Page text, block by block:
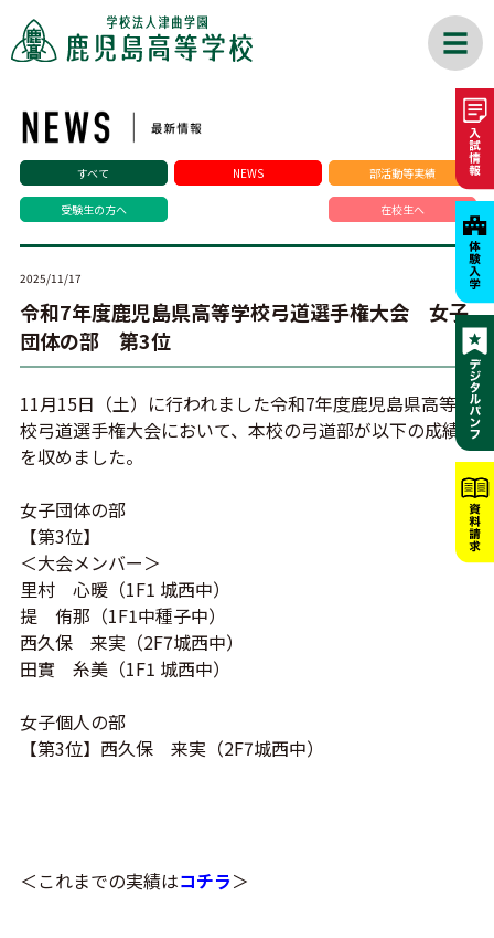
すべて NEWS 部活動等実績
受験生の方へ 在校生へ
2025/11/17
令和7年度鹿児島県高等学校弓道選手権大会 女子
団体の部 第3位
11月15日（土）に行われました令和7年度鹿児島県高等学
校弓道選手権大会において、本校の弓道部が以下の成績
を収めました。
女子団体の部
【第3位】
＜大会メンバー＞
里村 心暖（1F1 城西中）
提 侑那（1F1中種子中）
西久保 来実（2F7城西中）
田實 糸美（1F1 城西中）
女子個人の部
【第3位】西久保 来実（2F7城西中）
＜これまでの実績はコチラ＞